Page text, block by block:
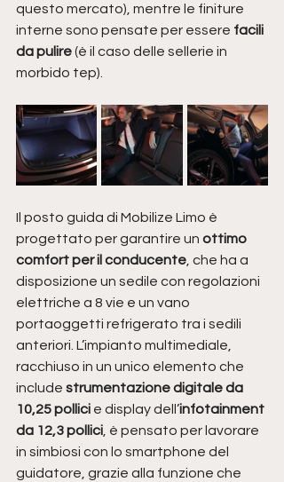
questo mercato), mentre le finiture
interne sono pensate per essere facili
da pulire (è il caso delle sellerie in
morbido tep).
Il posto guida di Mobilize Limo è
progettato per garantire un ottimo
comfort per il conducente, che ha a
disposizione un sedile con regolazioni
elettriche a 8 vie e un vano
portaoggetti refrigerato tra i sedili
anteriori. L’impianto multimediale,
racchiuso in un unico elemento che
include strumentazione digitale da
10,25 pollici e display dell’infotainment
da 12,3 pollici, è pensato per lavorare
in simbiosi con lo smartphone del
guidatore, grazie alla funzione che